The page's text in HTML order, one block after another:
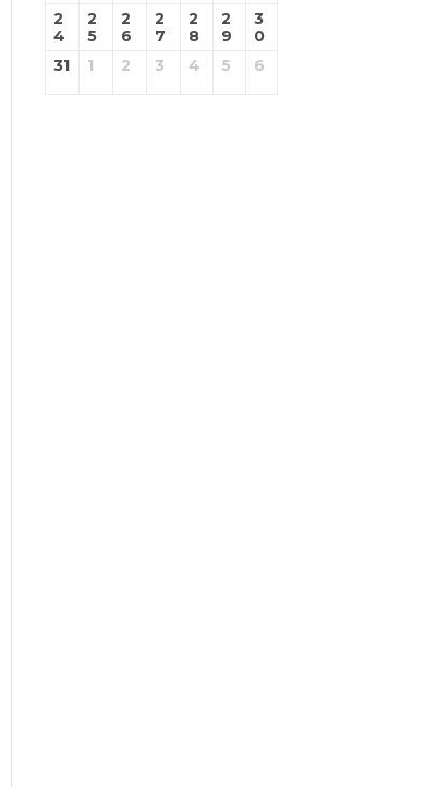
2
4
2
5
2
6
2
7
2
8
2
9
3
0
31
1 2 3 4 5 6